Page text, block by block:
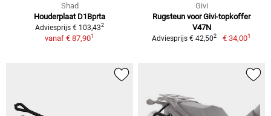
Shad
Houderplaat D1Bprta
Adviesprijs € 103,432
vanaf € 87,901
Givi
Rugsteun voor Givi-topkoffer
V47N
Adviesprijs € 42,502 € 34,001